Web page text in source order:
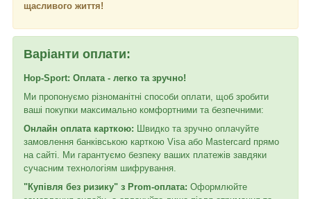
щасливого життя!
Варіанти оплати:
Hop-Sport: Оплата - легко та зручно!
Ми пропонуємо різноманітні способи оплати, щоб зробити
ваші покупки максимально комфортними та безпечними:
Онлайн оплата карткою: Швидко та зручно оплачуйте
замовлення банківською карткою Visa або Mastercard прямо
на сайті. Ми гарантуємо безпеку ваших платежів завдяки
сучасним технологіям шифрування.
"Купівля без ризику" з Prom-оплата: Оформлюйте